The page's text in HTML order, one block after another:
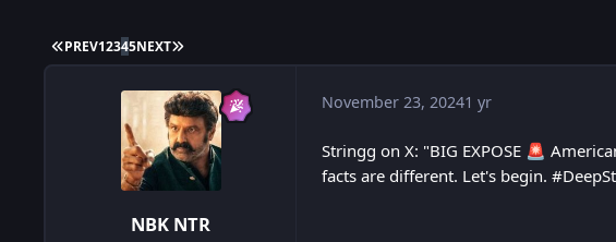
FIRST PAGE
PREV12345NEXT LAST PAGE
NBK NTR
November 23, 20241 yr
Stringg on X: "BIG EXPOSE 🚨
facts are different. Let's begin.